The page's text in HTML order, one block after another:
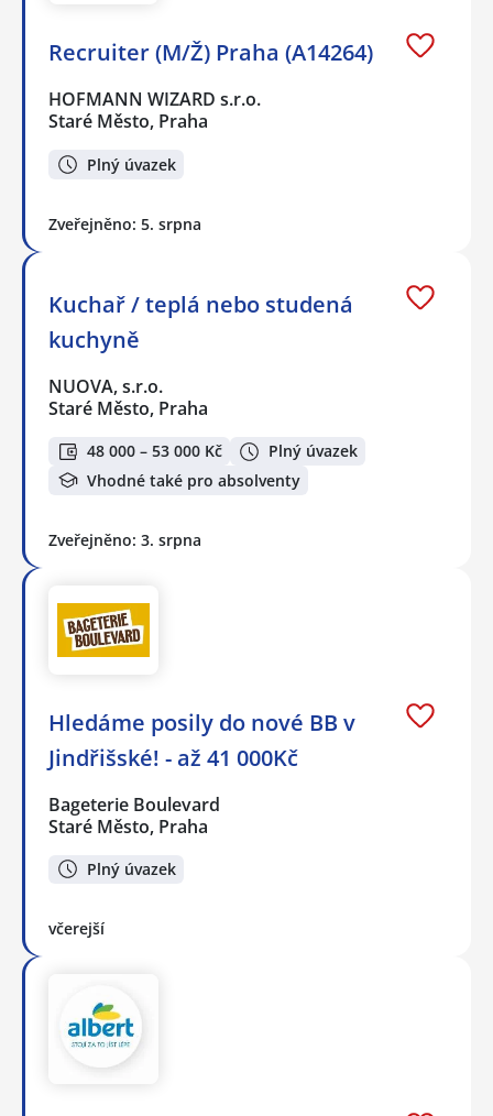
Recruiter (M/Ž) Praha (A14264)
HOFMANN WIZARD s.r.o.
Staré Město, Praha
Plný úvazek
Zveřejněno: 5. srpna
Kuchař / teplá nebo studená
kuchyně
NUOVA, s.r.o.
Staré Město, Praha
48 000 – 53 000 Kč
Plný úvazek
Vhodné také pro absolventy
Zveřejněno: 3. srpna
Hledáme posily do nové BB v
Jindřišské! - až 41 000Kč
Bageterie Boulevard
Staré Město, Praha
Plný úvazek
včerejší